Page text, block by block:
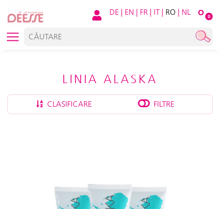
O 0
DE | EN | FR | IT | RO | NL
LINIA ALASKA
CLASIFICARE FILTRE